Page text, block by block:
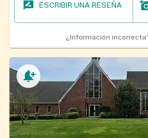
ESCRIBIR UNA RESEÑA
¿Información